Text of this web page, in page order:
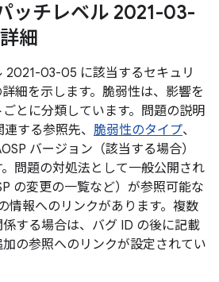
ッチレベル 2021-03-
細
2021-03-05 に該当するセキュリ
細を示します。脆弱性は、影響を
とに分類しています。問題の説明
する参照先、 脆弱性のタイプ、
バージョン（該当する場合）
問題の対処法として一般公開され
の変更の一覧など）が参照可能な
情報へのリンクがあります。複数
する場合は、バグ ID の後に記載
の参照へのリンクが設定されてい